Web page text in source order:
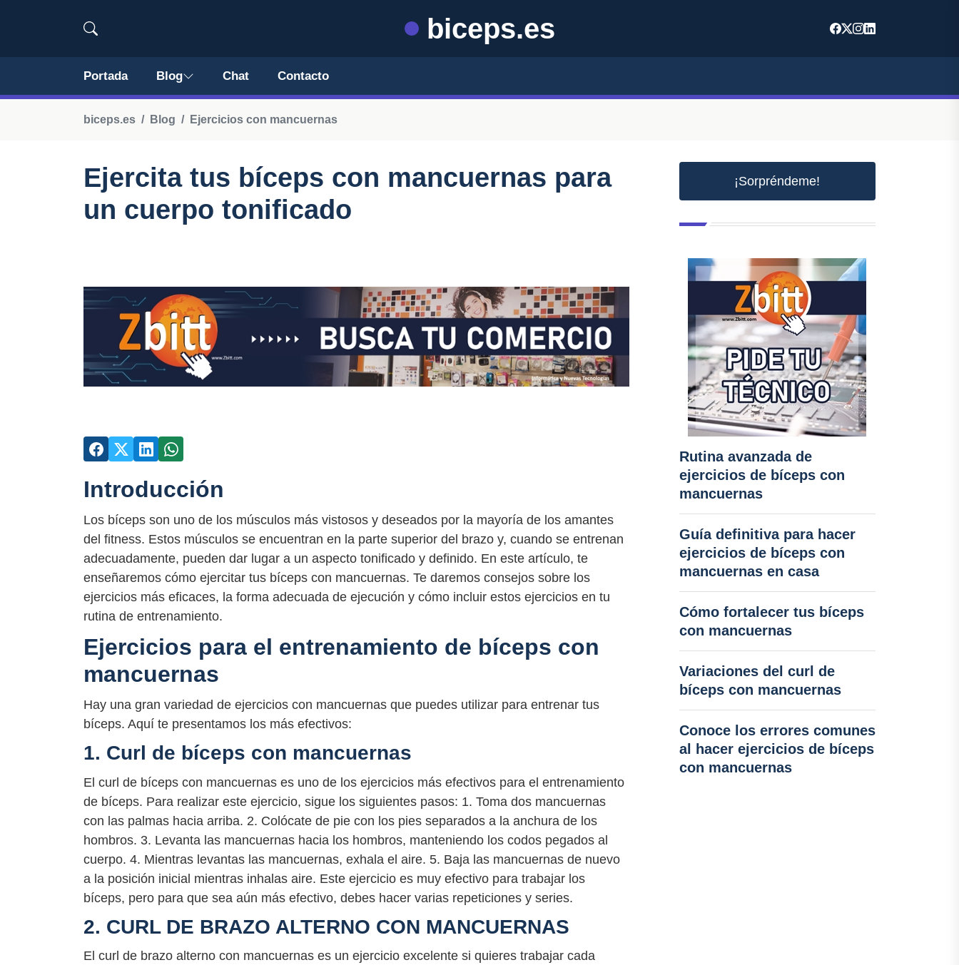
biceps.es
Portada Blog Chat Contacto
biceps.es Blog Ejercicios con mancuernas
Ejercita tus bíceps con mancuernas para
un cuerpo tonificado
Introducción
Los bíceps son uno de los músculos más vistosos y deseados por la mayoría de los amantes
del fitness. Estos músculos se encuentran en la parte superior del brazo y, cuando se entrenan
adecuadamente, pueden dar lugar a un aspecto tonificado y definido. En este artículo, te
enseñaremos cómo ejercitar tus bíceps con mancuernas. Te daremos consejos sobre los
ejercicios más eficaces, la forma adecuada de ejecución y cómo incluir estos ejercicios en tu
rutina de entrenamiento.
Ejercicios para el entrenamiento de bíceps con
mancuernas
Hay una gran variedad de ejercicios con mancuernas que puedes utilizar para entrenar tus
bíceps. Aquí te presentamos los más efectivos:
1. Curl de bíceps con mancuernas
El curl de bíceps con mancuernas es uno de los ejercicios más efectivos para el entrenamiento
de bíceps. Para realizar este ejercicio, sigue los siguientes pasos: 1. Toma dos mancuernas
con las palmas hacia arriba. 2. Colócate de pie con los pies separados a la anchura de los
hombros. 3. Levanta las mancuernas hacia los hombros, manteniendo los codos pegados al
cuerpo. 4. Mientras levantas las mancuernas, exhala el aire. 5. Baja las mancuernas de nuevo
a la posición inicial mientras inhalas aire. Este ejercicio es muy efectivo para trabajar los
bíceps, pero para que sea aún más efectivo, debes hacer varias repeticiones y series.
2. CURL DE BRAZO ALTERNO CON MANCUERNAS
El curl de brazo alterno con mancuernas es un ejercicio excelente si quieres trabajar cada
¡Sorpréndeme!
Rutina avanzada de
ejercicios de bíceps con
mancuernas
Guía definitiva para hacer
ejercicios de bíceps con
mancuernas en casa
Cómo fortalecer tus bíceps
con mancuernas
Variaciones del curl de
bíceps con mancuernas
Conoce los errores comunes
al hacer ejercicios de bíceps
con mancuernas